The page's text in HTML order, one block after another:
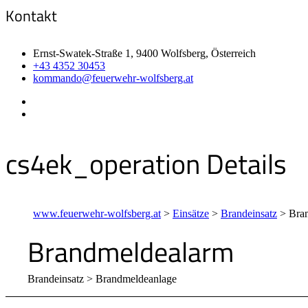
Kontakt
Ernst-Swatek-Straße 1, 9400 Wolfsberg, Österreich
+43 4352 30453
kommando@feuerwehr-wolfsberg.at
cs4ek_operation Details
www.feuerwehr-wolfsberg.at > Einsätze > Brandeinsatz >
Brandmeldealarm
Brandeinsatz > Brandmeldeanlage